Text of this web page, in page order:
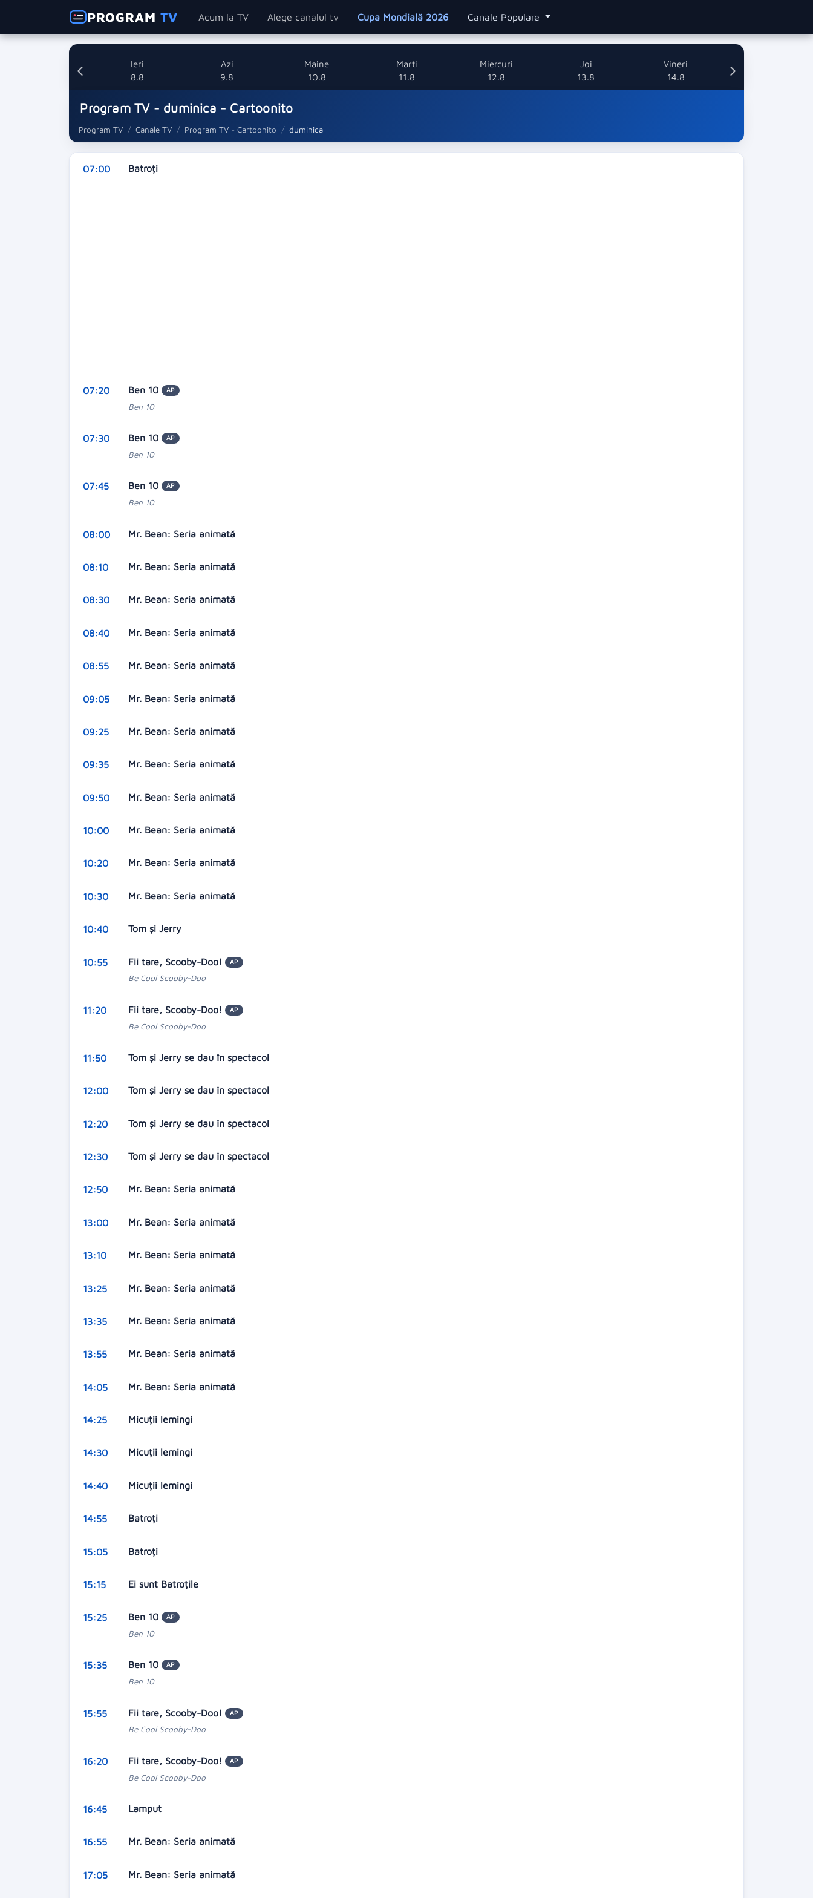
PROGRAMTV Acum la TV Alege canalul tv Cupa Mondială 2026 Canale Populare
Ieri
8.8
Azi
9.8
Maine
10.8
Marti
11.8
Miercuri
12.8
Joi
13.8
Vineri
14.8
Program TV - duminica - Cartoonito
Program TV Canale TV Program TV - Cartoonito duminica
07:00 Batroți
07:20 Ben 10 AP
Ben 10
07:30 Ben 10 AP
Ben 10
07:45 Ben 10 AP
Ben 10
08:00 Mr. Bean: Seria animată
08:10 Mr. Bean: Seria animată
08:30 Mr. Bean: Seria animată
08:40 Mr. Bean: Seria animată
08:55 Mr. Bean: Seria animată
09:05 Mr. Bean: Seria animată
09:25 Mr. Bean: Seria animată
09:35 Mr. Bean: Seria animată
09:50 Mr. Bean: Seria animată
10:00 Mr. Bean: Seria animată
10:20 Mr. Bean: Seria animată
10:30 Mr. Bean: Seria animată
10:40 Tom și Jerry
10:55 Fii tare, Scooby-Doo! AP
Be Cool Scooby-Doo
11:20 Fii tare, Scooby-Doo! AP
Be Cool Scooby-Doo
11:50 Tom și Jerry se dau în spectacol
12:00 Tom și Jerry se dau în spectacol
12:20 Tom și Jerry se dau în spectacol
12:30 Tom și Jerry se dau în spectacol
12:50 Mr. Bean: Seria animată
13:00 Mr. Bean: Seria animată
13:10 Mr. Bean: Seria animată
13:25 Mr. Bean: Seria animată
13:35 Mr. Bean: Seria animată
13:55 Mr. Bean: Seria animată
14:05 Mr. Bean: Seria animată
14:25 Micuții lemingi
14:30 Micuții lemingi
14:40 Micuții lemingi
14:55 Batroți
15:05 Batroți
15:15 Ei sunt Batroțile
15:25 Ben 10 AP
Ben 10
15:35 Ben 10 AP
Ben 10
15:55 Fii tare, Scooby-Doo! AP
Be Cool Scooby-Doo
16:20 Fii tare, Scooby-Doo! AP
Be Cool Scooby-Doo
16:45 Lamput
16:55 Mr. Bean: Seria animată
17:05 Mr. Bean: Seria animată